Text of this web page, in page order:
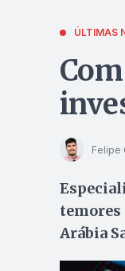
ÚLTIMAS
Felipe
temores
Arábia